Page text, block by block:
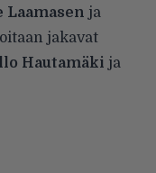
Laamasen ja
jakavat
Hautamäki ja